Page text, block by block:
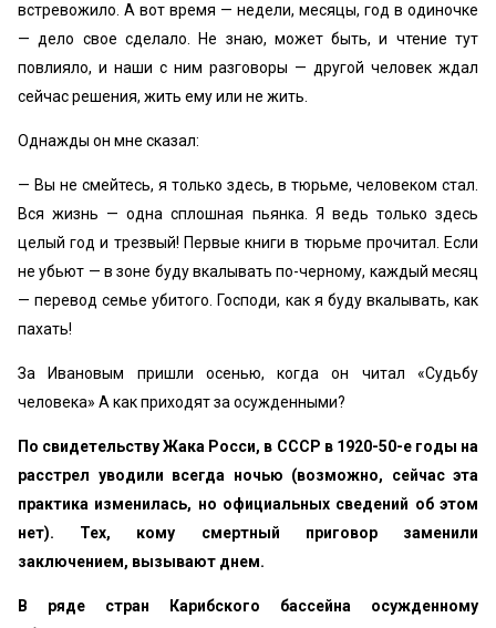
встревожило. А вот время — недели, месяцы, год в одиночке
— дело свое сделало. Не знаю, может быть, и чтение тут
повлияло, и наши с ним разговоры — другой человек ждал
сейчас решения, жить ему или не жить.
Однажды он мне сказал:
— Вы не смейтесь, я только здесь, в тюрьме, человеком стал.
Вся жизнь — одна сплошная пьянка. Я ведь только здесь
целый год и трезвый! Первые книги в тюрьме прочитал. Если
не убьют — в зоне буду вкалывать по-черному, каждый месяц
— перевод семье убитого. Господи, как я буду вкалывать, как
пахать!
За Ивановым пришли осенью, когда он читал «Судьбу
человека» А как приходят за осужденными?
По свидетельству Жака Росси, в СССР в 1920-50-е годы на
расстрел уводили всегда ночью (возможно, сейчас эта
практика изменилась, но официальных сведений об этом
нет). Тех, кому смертный приговор заменили
заключением, вызывают днем.
В ряде стран Карибского бассейна осужденному